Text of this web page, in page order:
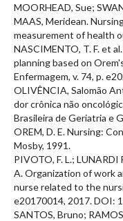
MOORHEAD, Sue;
MAAS, Meridean.
measurement of health
NASCIMENTO, T. F. et
planning based on
Enfermagem, v. 74, p.
OLIVÊNCIA, Salomão
dor crônica não
Brasileira de Geriatria e
OREM, D. E. Nursing:
Mosby, 1991.
PIVOTO, F. L.; LUNARDI
A. Organization of work
nurse related to the
e20170014, 2017. DOI:
SANTOS, Bruno;